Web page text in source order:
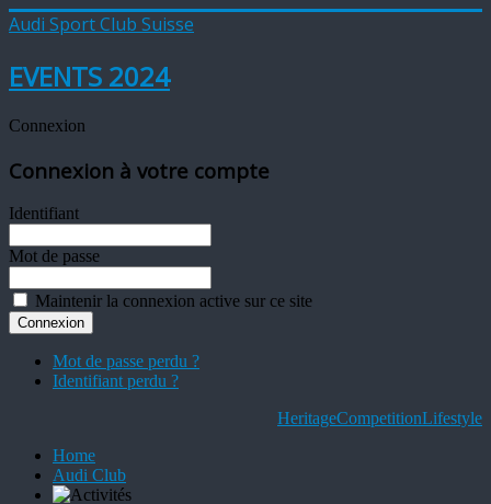
Audi Sport Club Suisse
EVENTS 2024
Connexion
Connexion à votre compte
Identifiant
Mot de passe
Maintenir la connexion active sur ce site
Mot de passe perdu ?
Identifiant perdu ?
HeritageCompetitionLifestyle
Home
Audi Club